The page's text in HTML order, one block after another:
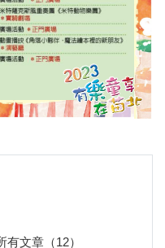
有文章（12）